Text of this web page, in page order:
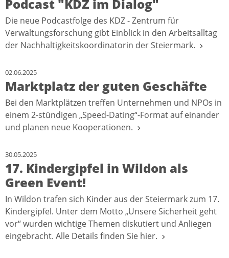
Podcast "KDZ im Dialog"
Die neue Podcastfolge des KDZ - Zentrum für
Verwaltungsforschung gibt Einblick in den Arbeitsalltag
der Nachhaltigkeitskoordinatorin der Steiermark.
02.06.2025
Marktplatz der guten Geschäfte
Bei den Marktplätzen treffen Unternehmen und NPOs in
einem 2-stündigen „Speed-Dating“-Format auf einander
und planen neue Kooperationen.
30.05.2025
17. Kindergipfel in Wildon als
Green Event!
In Wildon trafen sich Kinder aus der Steiermark zum 17.
Kindergipfel. Unter dem Motto „Unsere Sicherheit geht
vor“ wurden wichtige Themen diskutiert und Anliegen
eingebracht. Alle Details finden Sie hier.